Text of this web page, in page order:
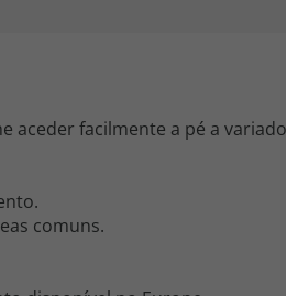
aceder facilmente a pé a
comuns.